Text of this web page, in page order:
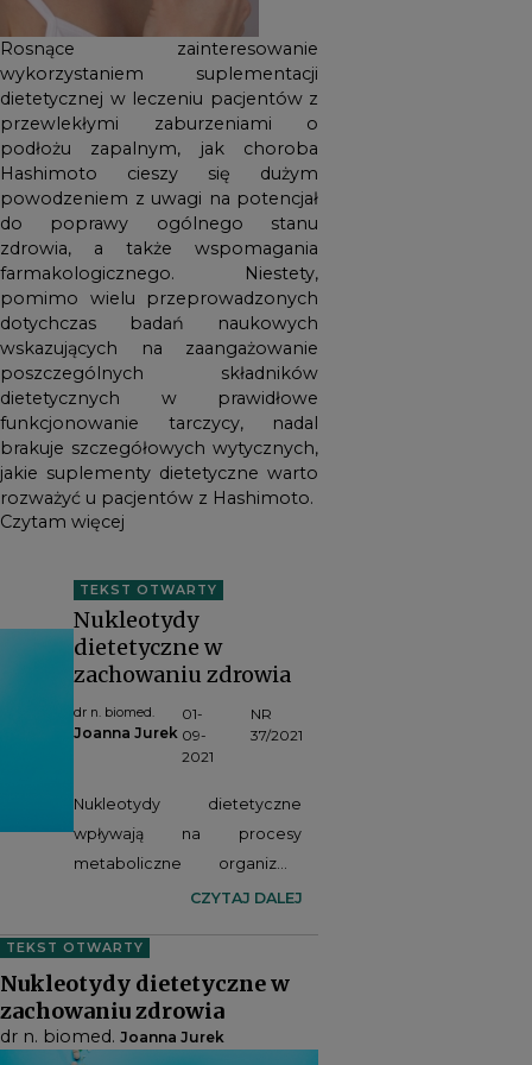
funkcjonowanie tarczycy,
nadal brakuje szczegółowych
wytycznych, jakie suplementy
dietetyczne warto rozważyć
u pacjentów z Hashimoto.
Rosnące zainteresowanie
wykorzystaniem suplementacji
dietetycznej w leczeniu pacjentów z
przewlekłymi zaburzeniami o
podłożu zapalnym, jak choroba
Hashimoto cieszy się dużym
powodzeniem z uwagi na potencjał
do poprawy ogólnego stanu
zdrowia, a także wspomagania
farmakologicznego. Niestety,
pomimo wielu przeprowadzonych
dotychczas badań naukowych
wskazujących na zaangażowanie
poszczególnych składników
dietetycznych w prawidłowe
funkcjonowanie tarczycy, nadal
brakuje szczegółowych wytycznych,
jakie suplementy dietetyczne warto
rozważyć u pacjentów z Hashimoto.
Czytam więcej
TEKST OTWARTY
Nukleotydy
dietetyczne w
zachowaniu zdrowia
dr n. biomed.
Joanna Jurek
01-
09-
2021
NR
37/2021
Nukleotydy dietetyczne
wpływają na procesy
metaboliczne organizmu
związane z metabolizmem
odporność na infekcje,
modulują odpowiedź
immunologiczną, a także
wspomagają wzrost, rozwój i
CZYTAJ DALEJ
TEKST OTWARTY
Nukleotydy dietetyczne w
zachowaniu zdrowia
dr n. biomed. Joanna Jurek